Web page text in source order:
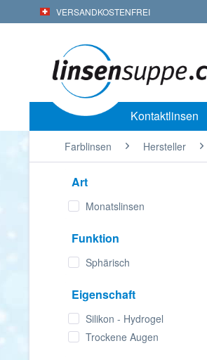
VERSANDKOSTENFREI
Kontaktlinsen
Farblinsen Hersteller
Art
Monatslinsen
Funktion
Sphärisch
Eigenschaft
Silikon - Hydrogel
Trockene Augen